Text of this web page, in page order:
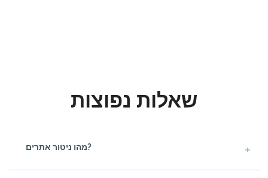
שאלות נפוצות
מהו ניטור אתרים?